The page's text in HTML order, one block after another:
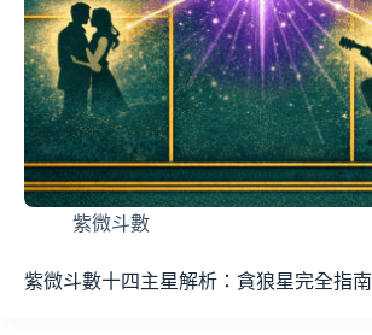
紫微斗數
紫微斗數十四主星解析：貪狼星完全指南